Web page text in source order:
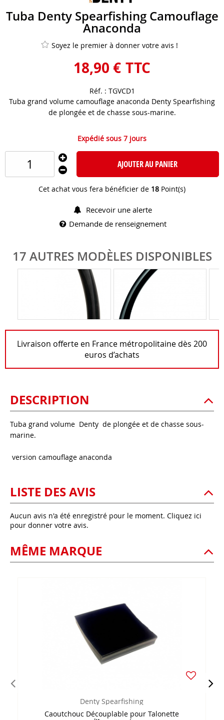
Tuba Denty Spearfishing Camouflage
Anaconda
Soyez le premier à donner votre avis !
18,90 € TTC
Réf. : TGVCD1
Tuba grand volume camouflage anaconda Denty Spearfishing
de plongée et de chasse sous-marine.
Expédié sous 7 jours
AJOUTER AU PANIER
Cet achat vous fera bénéficier de 18 Point(s)
Recevoir une alerte
Demande de renseignement
Livraison offerte en France métropolitaine dès 200
euros d’achats
17 AUTRES MODÈLES DISPONIBLES
DESCRIPTION
Tuba grand volume Denty de plongée et de chasse sous-
marine.
version camouflage anaconda
LISTE DES AVIS
Aucun avis n'a été enregistré pour le moment. Cliquez ici
pour donner votre avis.
MÊME MARQUE
Denty Spearfishing
Caoutchouc Découplable pour Talonette